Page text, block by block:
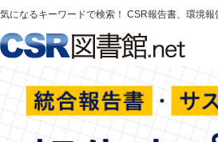
気になるキーワードで検索！ CSR報告書、環境